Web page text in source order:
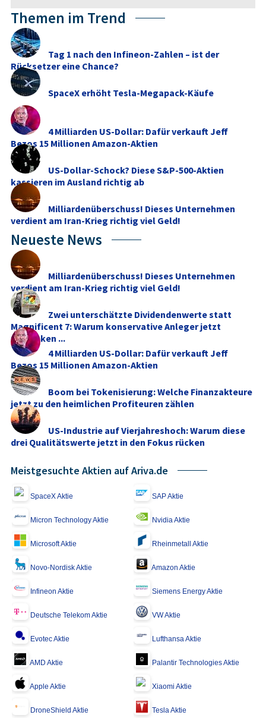
Themen im Trend
Tag 1 nach den Infineon-Zahlen – ist der
Rücksetzer eine Chance?
SpaceX erhöht Tesla-Megapack-Käufe
4 Milliarden US-Dollar: Dafür verkauft Jeff
Bezos 15 Millionen Amazon-Aktien
US-Dollar-Schock? Diese S&P-500-Aktien
kassieren im Ausland richtig ab
Milliardenüberschuss! Dieses Unternehmen
verdient am Iran-Krieg richtig viel Geld!
Neueste News
Milliardenüberschuss! Dieses Unternehmen
verdient am Iran-Krieg richtig viel Geld!
Zwei unterschätzte Dividendenwerte statt
Magnificent 7: Warum konservative Anleger jetzt
umdenken ...
4 Milliarden US-Dollar: Dafür verkauft Jeff
Bezos 15 Millionen Amazon-Aktien
Boom bei Tokenisierung: Welche Finanzakteure
jetzt zu den heimlichen Profiteuren zählen
US-Industrie auf Vierjahreshoch: Warum diese
drei Qualitätswerte jetzt in den Fokus rücken
Meistgesuchte Aktien auf Ariva.de
SpaceX Aktie SAP Aktie
Micron Technology Aktie Nvidia Aktie
Microsoft Aktie Rheinmetall Aktie
Novo-Nordisk Aktie Amazon Aktie
Infineon Aktie Siemens Energy Aktie
Deutsche Telekom Aktie VW Aktie
Evotec Aktie Lufthansa Aktie
AMD Aktie Palantir Technologies Aktie
Apple Aktie Xiaomi Aktie
DroneShield Aktie Tesla Aktie